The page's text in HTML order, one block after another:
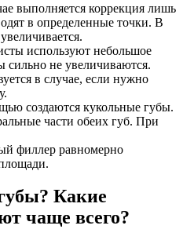
выполняется коррекция лишь
в определенные точки. В
используют небольшое
сильно не увеличиваются.
в случае, если нужно
создаются кукольные губы.
части обеих губ. При
филлер равномерно
Какие
чаще всего?